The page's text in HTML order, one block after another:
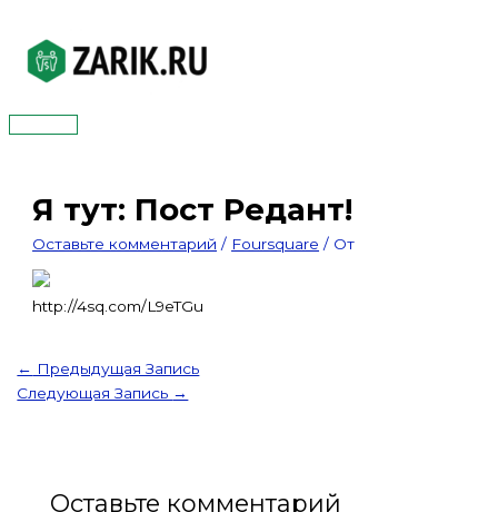
содержимому
Главное
Я тут: Пост Редант!
Оставьте комментарий / Foursquare / От
http://4sq.com/L9eTGu
← Предыдущая Запись
Следующая Запись →
Оставьте комментарий